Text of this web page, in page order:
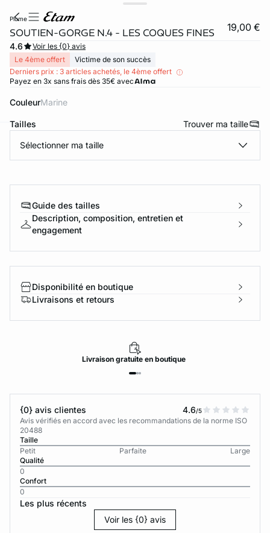
plume
SOUTIEN-GORGE N.4 - LES COQUES FINES 19,00 €
4.6
Voir les {0} avis
Le 4ème offert
Victime de son succès
Derniers prix : 3 articles achetés, le 4ème offert
Payez en 3x sans frais dès 35€ avec
Couleur marine
Tailles Trouver ma taille
Sélectionner ma taille
Guide des tailles
Description, composition, entretien et
engagement
Disponibilité en boutique
Livraisons et retours
Livraisongratuiteen boutique
{0} avis clientes 4.6/5
Avis vérifiés en accord avec les recommandations de la norme ISO
20488
Taille
Petit
Parfaite
Large
Qualité
0
Confort
0
Les plus récents
Voir les {0} avis